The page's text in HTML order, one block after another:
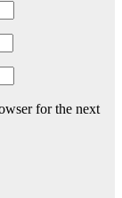
for the next